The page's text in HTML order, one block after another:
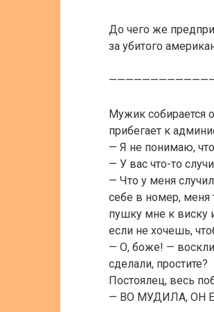
До чего же
за убитого
Мужик собирается
прибегает к
— Я не понимаю, что
— У вас что-то
— Что у меня
себе в номер, меня
пушку мне к виску
если не хочешь,
— О, боже! —
сделали, простите?
Постоялец, весь
— ВО МУДИЛА, ОН